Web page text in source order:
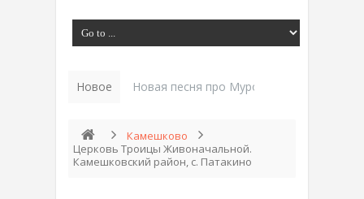
Новое История «Дома Куренкова» в Коврове
Камешково
Церковь Троицы Живоначальной.
Камешковский район, с. Патакино